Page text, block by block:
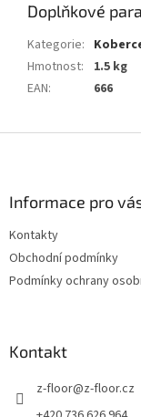
Doplňkové
Kategorie:
Hmotnost:
1.5 kg
EAN: 666
Informace pro
Kontakty
Obchodní podmínky
Podmínky ochrany
Kontakt
z-floor@z-floor.cz